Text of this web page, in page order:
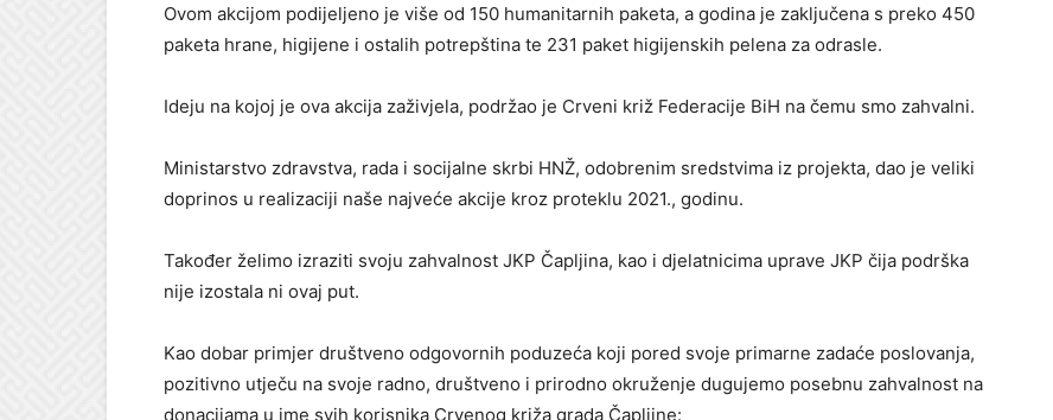
Ovom akcijom podijeljeno je više od 150 humanitarnih paketa, a godina je zaključena s preko 450
paketa hrane, higijene i ostalih potrepština te 231 paket higijenskih pelena za odrasle.
Ideju na kojoj je ova akcija zaživjela, podržao je Crveni križ Federacije BiH na čemu smo zahvalni.
Ministarstvo zdravstva, rada i socijalne skrbi HNŽ, odobrenim sredstvima iz projekta, dao je veliki
doprinos u realizaciji naše najveće akcije kroz proteklu 2021., godinu.
Također želimo izraziti svoju zahvalnost JKP Čapljina, kao i djelatnicima uprave JKP čija podrška
nije izostala ni ovaj put.
Kao dobar primjer društveno odgovornih poduzeća koji pored svoje primarne zadaće poslovanja,
pozitivno utječu na svoje radno, društveno i prirodno okruženje dugujemo posebnu zahvalnost na
donacijama u ime svih korisnika Crvenog križa grada Čapljine: